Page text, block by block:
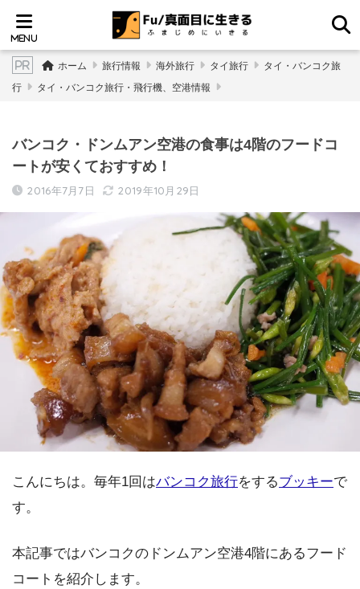
ホーム 旅行情報 海外旅行 タイ旅行 タイ・バンコク旅
行 タイ・バンコク旅行・飛行機、空港情報
バンコク・ドンムアン空港の食事は4階のフードコ
ートが安くておすすめ！
2016年7月7日 2019年10月29日
こんにちは。毎年1回はバンコク旅行をするブッキーで
す。
本記事ではバンコクのドンムアン空港4階にあるフード
コートを紹介します。